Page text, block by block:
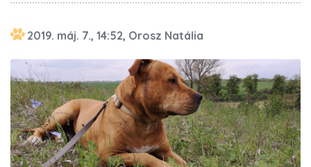
2019. máj. 7., 14:52, Orosz Natália